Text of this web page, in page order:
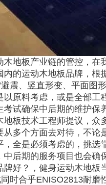
木地板产业链的管控，在
的运动木地板品牌，根
震、竖直形变、平面图
原料考虑，或是全部工
试确保中后期的维护保
板技术工程师提议，众
多个方面去对待，不论
全是必须考虑的，挑选
后期的服务项目也会确
好？，健身运动木地板
时合乎ENISO2813耐磨